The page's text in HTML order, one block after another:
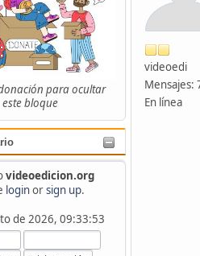
para ocultar
este bloque
videoedicion.org
loginorsign up.
de 2026, 09:33:53
videoedi
Mensajes:
En línea